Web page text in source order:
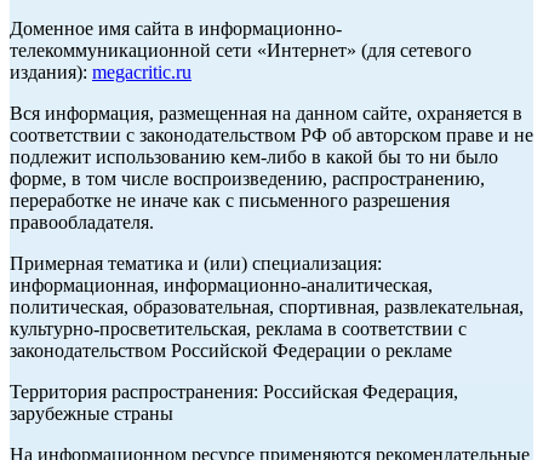
Доменное имя сайта в информационно-
телекоммуникационной сети «Интернет» (для сетевого
издания): megacritic.ru
Вся информация, размещенная на данном сайте, охраняется в
соответствии с законодательством РФ об авторском праве и не
подлежит использованию кем-либо в какой бы то ни было
форме, в том числе воспроизведению, распространению,
переработке не иначе как с письменного разрешения
правообладателя.
Примерная тематика и (или) специализация:
информационная, информационно-аналитическая,
политическая, образовательная, спортивная, развлекательная,
культурно-просветительская, реклама в соответствии с
законодательством Российской Федерации о рекламе
Территория распространения: Российская Федерация,
зарубежные страны
На информационном ресурсе применяются рекомендательные